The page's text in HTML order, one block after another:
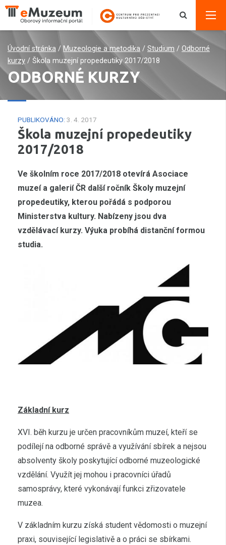
Úvodní stránka / Muzeologie a metodika / Studium / Odborné
kurzy / Škola muzejní propedeutiky 2017/2018
ODBORNÉ KURZY
PUBLIKOVÁNO: 3. 4. 2017
Škola muzejní propedeutiky
2017/2018
Ve školním roce 2017/2018 otevírá Asociace
muzeí a galerií ČR další ročník Školy muzejní
propedeutiky, kterou pořádá s podporou
Ministerstva kultury. Nabízeny jsou dva
vzdělávací kurzy. Výuka probíhá distanční formou
studia.
Základní kurz
XVI. běh kurzu je určen pracovníkům muzeí, kteří se
podílejí na odborné správě a využívání sbírek a nejsou
absolventy školy poskytující odborné muzeologické
vzdělání. Využít jej mohou i pracovníci úřadů
samosprávy, které vykonávají funkci zřizovatele
muzea.
V základním kurzu získá student vědomosti o muzejní
praxi, související legislativě a o práci se sbírkami.